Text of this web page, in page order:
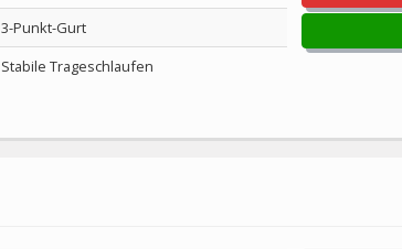
3-Punkt-Gurt
Stabile Trageschlaufen